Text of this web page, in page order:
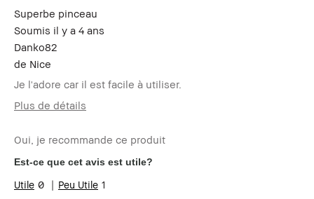
Superbe pinceau
Soumis il y a 4 ans
Danko82
de Nice
Je l'adore car il est facile à utiliser.
Plus de détails
Type de peau
grasse
Carnation
halée - foncée
Vos problèmes de
peau
Oui, je recommande ce produit
Est-ce que cet avis est utile?
0 1